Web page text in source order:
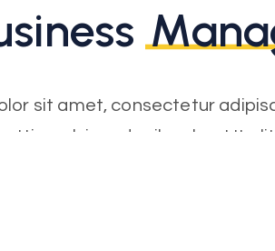
sit amet, consectetur
pulvinar dapibus leo. Ut